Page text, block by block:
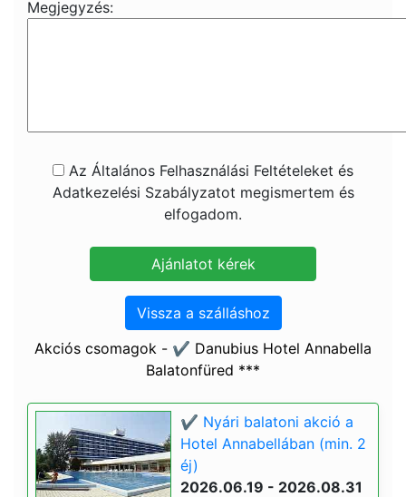
Megjegyzés:
Az Általános Felhasználási Feltételeket és
Adatkezelési Szabályzatot megismertem és
elfogadom.
Vissza a szálláshoz
Akciós csomagok - ✔️ Danubius Hotel Annabella
Balatonfüred ***
✔️ Nyári balatoni akció a
Hotel Annabellában (min. 2
éj)
2026.06.19 - 2026.08.31